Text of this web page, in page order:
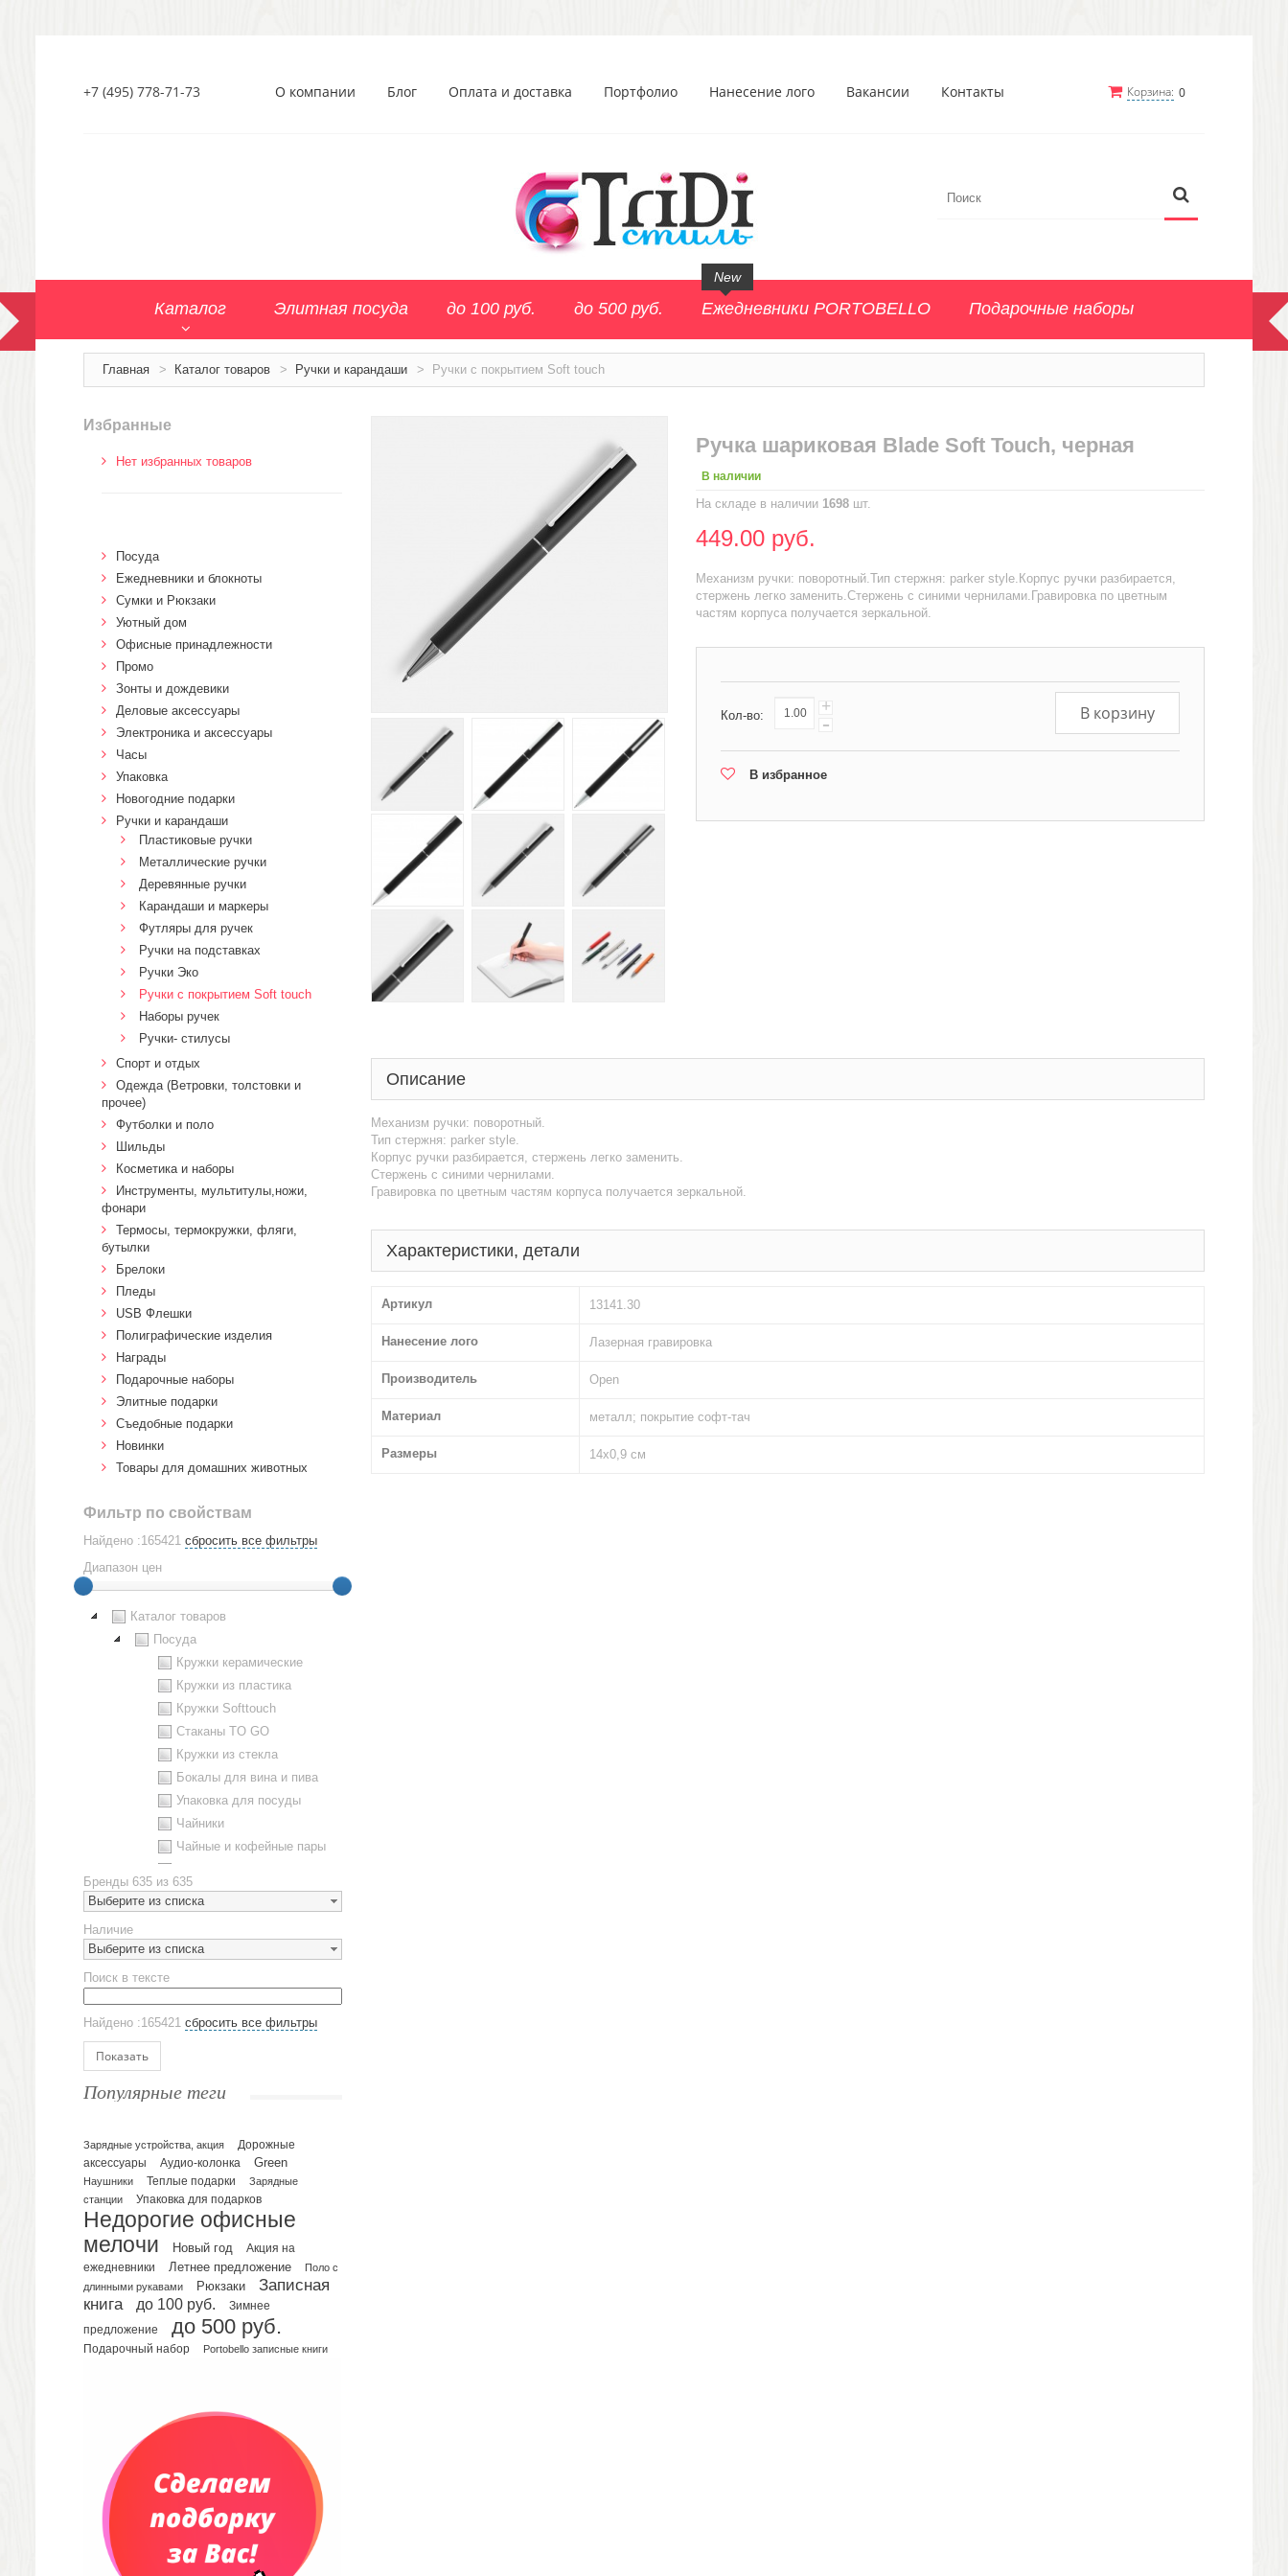
Корзина: 0
+7 (495) 778-71-73 О компании Блог Оплата и доставка Портфолио Нанесение лого Вакансии Контакты
Каталог Элитная посуда до 100 руб. до 500 руб. Ежедневники PORTOBELLO
New
Подарочные наборы
Главная > Каталог товаров > Ручки и карандаши > Ручки с покрытием Soft touch
Ручка шариковая Blade Soft Touch, черная
В наличии
На складе в наличии 1698 шт.
449.00 руб.
Механизм ручки: поворотный.Тип стержня: parker style.Корпус ручки разбирается,
стержень легко заменить.Стержень с синими чернилами.Гравировка по цветным
частям корпуса получается зеркальной.
Кол-во: +
- В корзину
В избранное
Описание
Механизм ручки: поворотный.
Тип стержня: parker style.
Корпус ручки разбирается, стержень легко заменить.
Стержень с синими чернилами.
Гравировка по цветным частям корпуса получается зеркальной.
Характеристики, детали
Артикул 13141.30
Нанесение лого Лазерная гравировка
Производитель Open
Материал металл; покрытие софт-тач
Размеры 14х0,9 см
Избранные
Нет избранных товаров
Посуда
Ежедневники и блокноты
Сумки и Рюкзаки
Уютный дом
Офисные принадлежности
Промо
Зонты и дождевики
Деловые аксессуары
Электроника и аксессуары
Часы
Упаковка
Новогодние подарки
Ручки и карандаши
Пластиковые ручки
Металлические ручки
Деревянные ручки
Карандаши и маркеры
Футляры для ручек
Ручки на подставках
Ручки Эко
Ручки с покрытием Soft touch
Наборы ручек
Ручки- стилусы
Спорт и отдых
Одежда (Ветровки, толстовки и
прочее)
Футболки и поло
Шильды
Косметика и наборы
Инструменты, мультитулы,ножи,
фонари
Термосы, термокружки, фляги,
бутылки
Брелоки
Пледы
USB Флешки
Полиграфические изделия
Награды
Подарочные наборы
Элитные подарки
Cъедобные подарки
Новинки
Товары для домашних животных
Фильтр по свойствам
Найдено :165421 сбросить все фильтры
Диапазон цен
Каталог товаров
Посуда
Кружки керамические
Кружки из пластика
Кружки Softtouch
Стаканы TO GO
Кружки из стекла
Бокалы для вина и пива
Упаковка для посуды
Чайники
Чайные и кофейные пары
Наборы посуды
Предметы сервировки
Стаканы
Эко кружки
ЕВРОПОСУДА
Аксессуары
Ежедневники и блокноты
Датированные ежедневники
Планинги и телефонные книжки
Планинги датированные
Планинги недатированные
Телефонные книжки
Органайзер на ежедневник
Сумки и Рюкзаки
Сумки для планшетов и ноутбуков
Рюкзаки
Конференц-сумки
Несессеры и косметички
Портфели
Чехлы для планшетов и ноутбуков
Сумка на пояс или шею
Аксессуары
Бренды 635 из 635
Выберите из списка
Наличие
Выберите из списка
Поиск в тексте
Найдено :165421 сбросить все фильтры
Показать
Популярные теги
Зарядные устройства, акция
Дорожные
аксессуары
Аудио-колонка Green
Наушники Теплые подарки
Зарядные
станции
Упаковка для подарков
Недорогие офисные
мелочи
Новый год
Акция на
ежедневники
Летнее предложение
Поло с
длинными рукавами
Рюкзаки
Записная
книга
до 100 руб.
Зимнее
предложение
до 500 руб.
Подарочный набор Portobello записные книги